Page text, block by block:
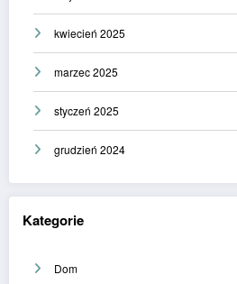
kwiecień 2025
marzec 2025
styczeń 2025
grudzień 2024
Kategorie
Dom